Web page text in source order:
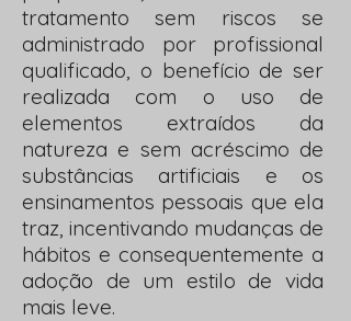
tratamento sem riscos se
administrado por profissional
qualificado, o benefício de ser
realizada com o uso de
elementos extraídos da
natureza e sem acréscimo de
substâncias artificiais e os
ensinamentos pessoais que ela
traz, incentivando mudanças de
hábitos e consequentemente a
adoção de um estilo de vida
mais leve.